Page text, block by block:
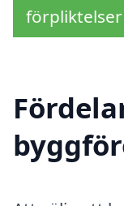
förpliktelser